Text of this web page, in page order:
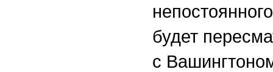
будет
с